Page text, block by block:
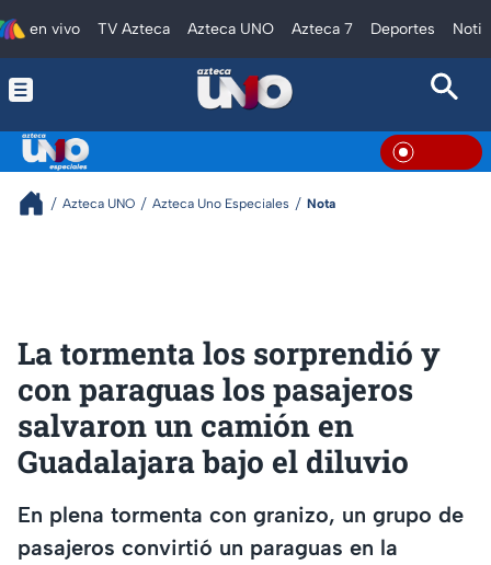
en vivo TV Azteca Azteca UNO Azteca 7 Deportes
En
Azteca UNO Azteca Uno Especiales Nota
La tormenta los sorprendió y
con paraguas los pasajeros
salvaron un camión en
Guadalajara bajo el diluvio
En plena tormenta con granizo, un grupo de
pasajeros convirtió un paraguas en la